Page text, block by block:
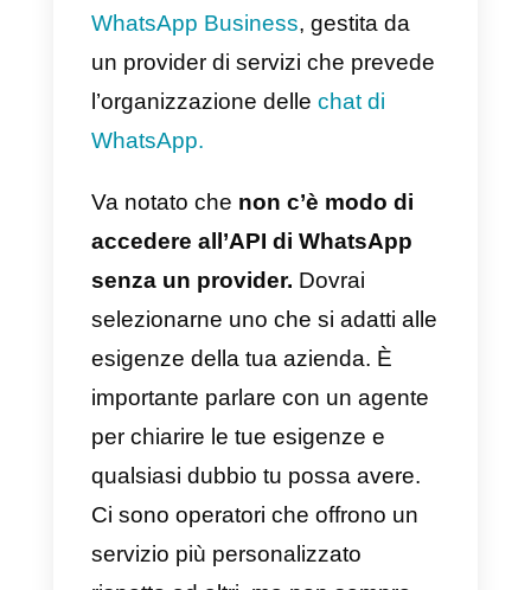
WhatsApp Business, sebbene
uno strumento molto utile per
gestire un’azienda, non è
all’altezza di gestire un’azienda
grande o in crescita. Occorre
quindi dare un’occhiata
WhatsApp Business , gestita da
un provider di servizi che
l’organizzazione dellechat di
WhatsApp.
Va notato chenon c’è modo di
accedere all’API di WhatsApp